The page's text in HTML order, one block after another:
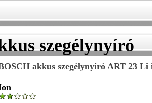
szegélynyíró
akkus szegélynyíró ART 23 Li